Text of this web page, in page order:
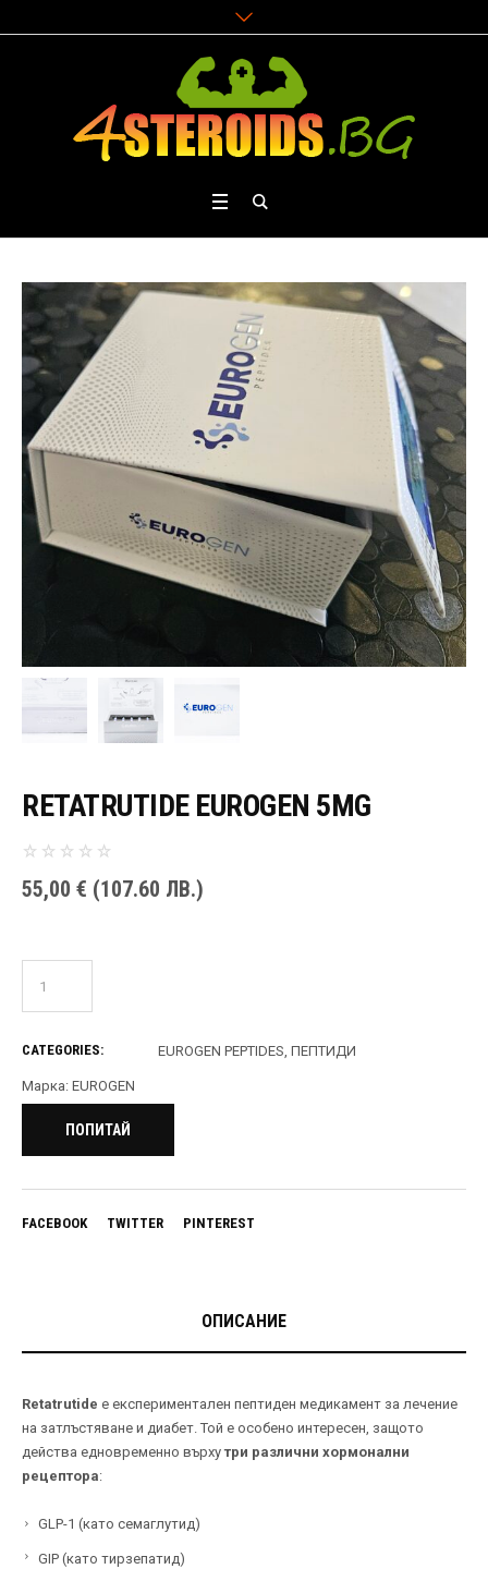
RETATRUTIDE EUROGEN 5MG
55,00 € (107.60 ЛВ.)
CATEGORIES: EUROGEN PEPTIDES, ПЕПТИДИ
Марка: EUROGEN
ПОПИТАЙ
FACEBOOK TWITTER PINTEREST
ОПИСАНИЕ
Retatrutide е експериментален пептиден медикамент за лечение
на затлъстяване и диабет. Той е особено интересен, защото
действа едновременно върхутри различни хормонални
рецептора:
GLP-1 (като семаглутид)
GIP (като тирзепатид)